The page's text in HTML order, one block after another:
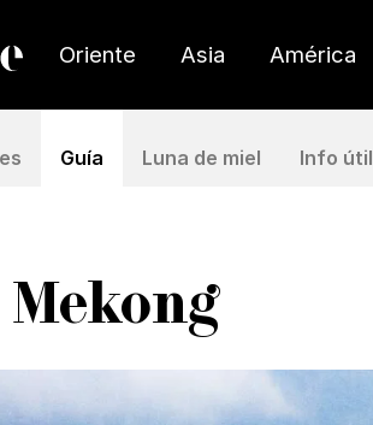
Oriente Asia América
Guía Luna de miel Info útil